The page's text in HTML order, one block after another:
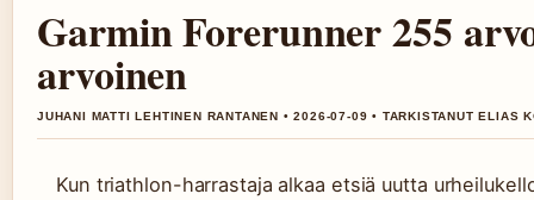
Garmin Forerunner 255
arvoinen
JUHANI MATTI LEHTINEN RANTANEN • 2026-07-09 • TARKISTANUT ELIAS
Kun triathlon-harrastaja alkaa etsiä uutta